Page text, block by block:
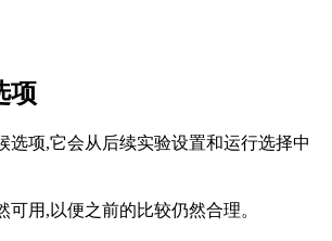
项
选项,它会从后续实验设置和运行选择中
可用,以便之前的比较仍然合理。